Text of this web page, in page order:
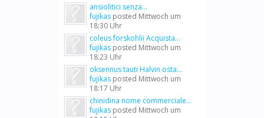
ansiolitici senza...
fujikas posted Mittwoch um
18:30 Uhr
coleus forskohlii Acquista...
fujikas posted Mittwoch um
18:23 Uhr
oksennus tauti Halvin osta...
fujikas posted Mittwoch um
18:17 Uhr
chinidina nome commerciale...
fujikas posted Mittwoch um